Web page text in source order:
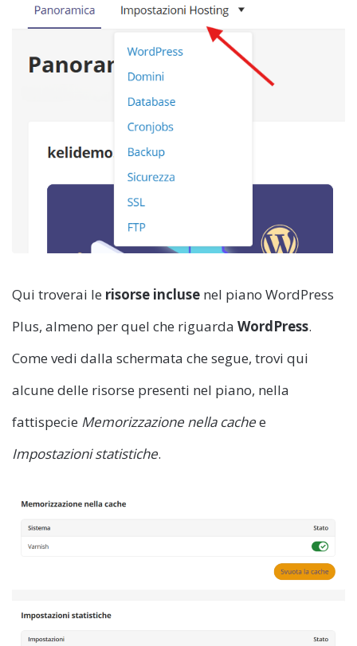
Qui troverai le risorse incluse nel piano WordPress
Plus, almeno per quel che riguarda WordPress.
Come vedi dalla schermata che segue, trovi qui
alcune delle risorse presenti nel piano, nella
fattispecie Memorizzazione nella cachee
Impostazioni statistiche.